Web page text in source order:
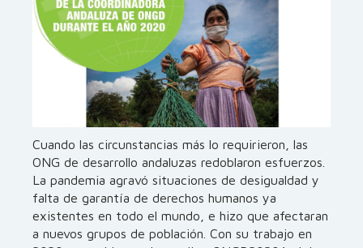
Cuando las circunstancias más lo requirieron, las
ONG de desarrollo andaluzas redoblaron esfuerzos.
La pandemia agravó situaciones de desigualdad y
falta de garantía de derechos humanos ya
existentes en todo el mundo, e hizo que afectaran
a nuevos grupos de población. Con su trabajo en